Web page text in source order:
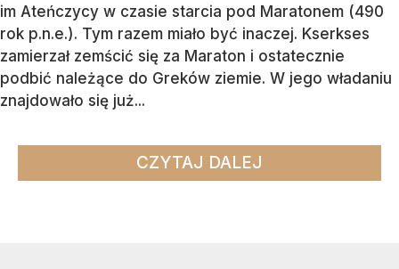
im Ateńczycy w czasie starcia pod Maratonem (490
rok p.n.e.). Tym razem miało być inaczej. Kserkses
zamierzał zemścić się za Maraton i ostatecznie
podbić należące do Greków ziemie. W jego władaniu
znajdowało się już...
CZYTAJ DALEJ